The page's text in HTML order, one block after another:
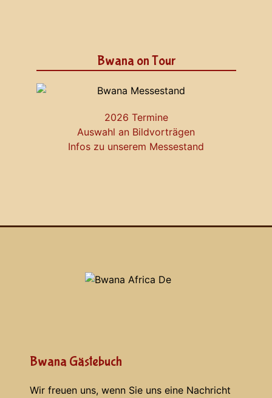
Bwana on Tour
2026 Termine
Auswahl an Bildvorträgen
Infos zu unserem Messestand
Bwana Gästebuch
Wir freuen uns, wenn Sie uns eine Nachricht